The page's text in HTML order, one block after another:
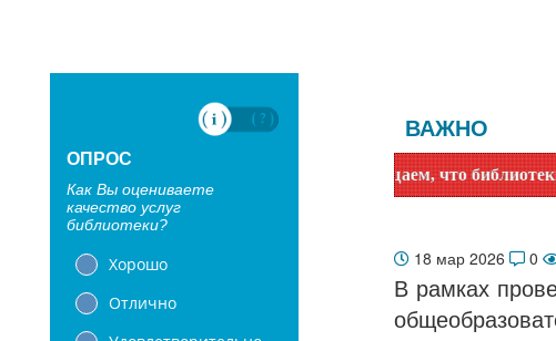
ОПРОС
Как Вы оцениваете
качество услуг
библиотеки?
Хорошо
Отлично
ВАЖНО
Уважаемые читатели! Сообщаем, что библиотеки с 1 июня
18 мар 2026 0
В рамках